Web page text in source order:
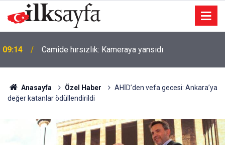
09:14 Camide hırsızlık: Kameraya yansıdı
Anasayfa Özel Haber
AHİD’den vefa gecesi: Ankara’ya
değer katanlar ödüllendirildi